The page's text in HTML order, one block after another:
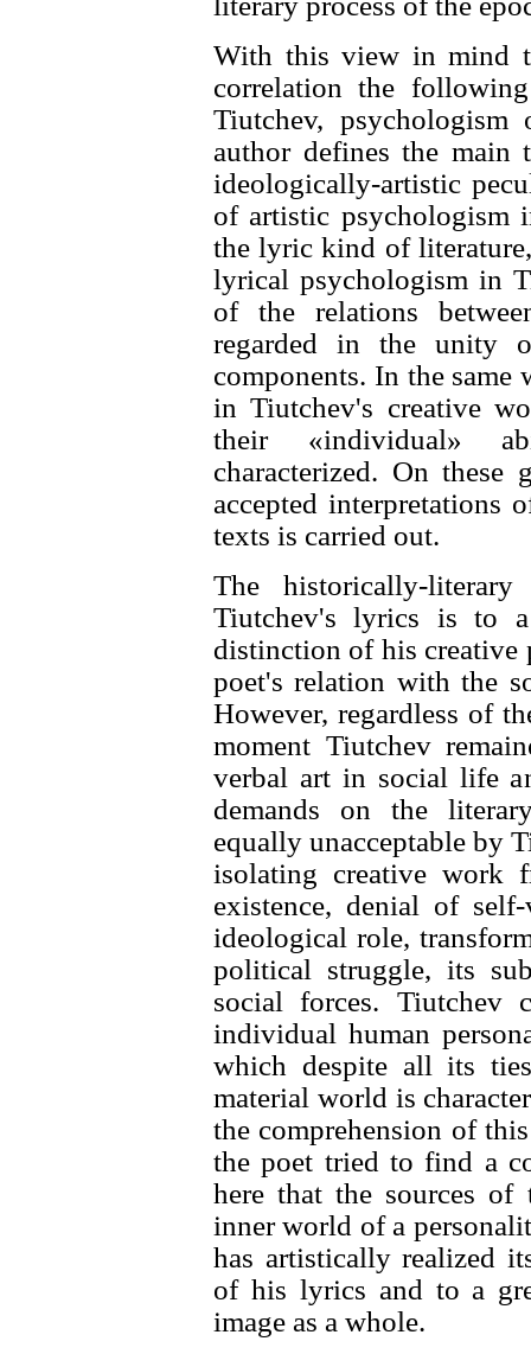
With this view in mind
correlation the
Tiutchev,
author defines the main
ideologically-artistic
of artistic psychologism
the lyric kind of
lyrical psychologism in
of the relations
regarded in the unity
components. In the same
in Tiutchev's creative
their «individual»
characterized. On
accepted interpretations
texts is carried out.
The historically-
Tiutchev's lyrics is to
distinction of his creative
poet's relation with the
However, regardless of
moment Tiutchev
verbal art in social life
demands on the
equally unacceptable by
isolating creative work
existence, denial of
ideological role,
political struggle, its
social forces. Tiutchev
individual human
which despite all its
material world is
the comprehension of
the poet tried to find a
here that the sources of
inner world of a
has artistically realized
of his lyrics and to a
image as a whole.